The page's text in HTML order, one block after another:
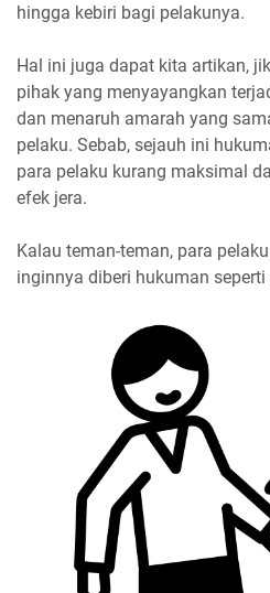
hingga kebiri bagi pelakunya.
Hal ini juga dapat kita artikan,
pihak yang menyayangkan
dan menaruh amarah yang
pelaku. Sebab, sejauh ini
para pelaku kurang maksimal
efek jera.
Kalau teman-teman, para
inginnya diberi hukuman seperti